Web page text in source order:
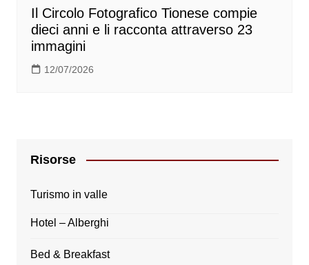
Il Circolo Fotografico Tionese compie
dieci anni e li racconta attraverso 23
immagini
12/07/2026
Risorse
Turismo in valle
Hotel – Alberghi
Bed & Breakfast